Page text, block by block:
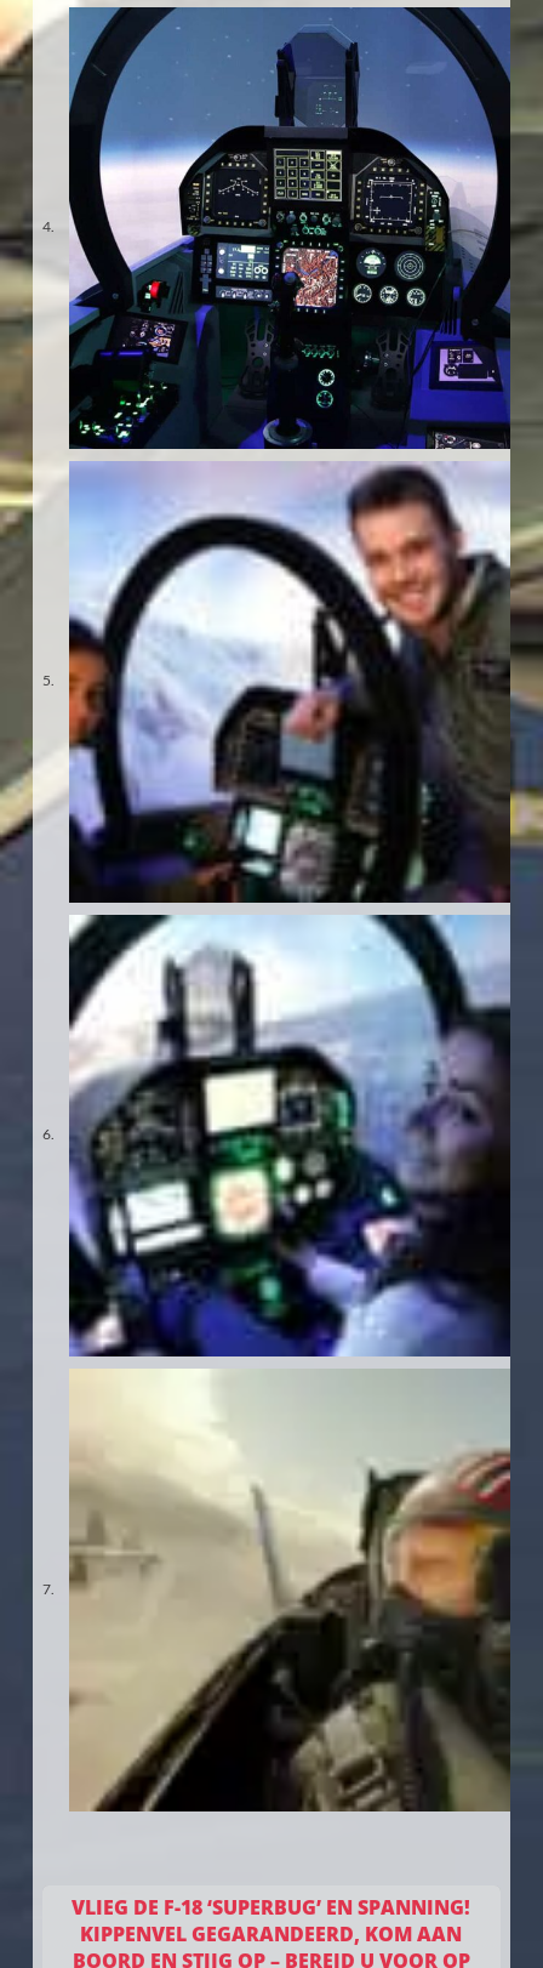
VLIEG DE F-18 ‘SUPERBUG’ EN SPANNING!
KIPPENVEL GEGARANDEERD, KOM AAN
BOORD EN STIJG OP – BEREID U VOOR OP